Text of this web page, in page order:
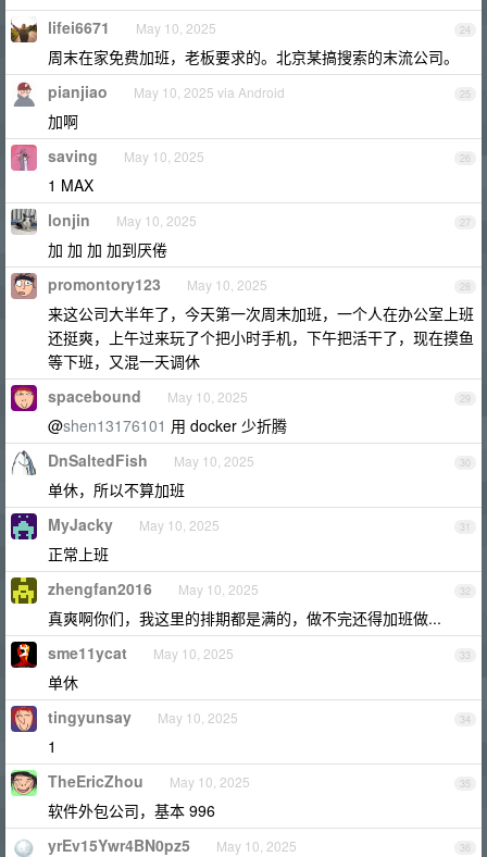
24
lifei6671 May 10, 2025
周末在家免费加班，老板要求的。北京某搞搜索的末流公司。
25
pianjiao May 10, 2025 via Android
加啊
26
saving May 10, 2025
1 MAX
27
lonjin May 10, 2025
加 加 加 加到厌倦
28
promontory123 May 10, 2025
来这公司大半年了，今天第一次周末加班，一个人在办公室上班
还挺爽，上午过来玩了个把小时手机，下午把活干了，现在摸鱼
等下班，又混一天调休
29
spacebound May 10, 2025
@shen13176101 用 docker 少折腾
30
DnSaltedFish May 10, 2025
单休，所以不算加班
31
MyJacky May 10, 2025
正常上班
32
zhengfan2016 May 10, 2025
真爽啊你们，我这里的排期都是满的，做不完还得加班做...
33
sme11ycat May 10, 2025
单休
34
tingyunsay May 10, 2025
1
35
TheEricZhou May 10, 2025
软件外包公司，基本 996
36
yrEv15Ywr4BN0pz5 May 10, 2025